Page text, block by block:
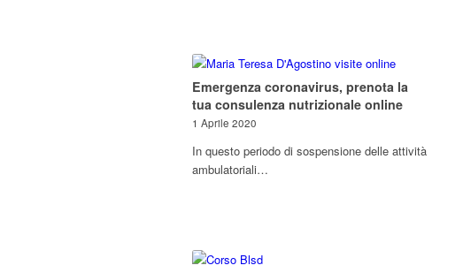
Emergenza coronavirus, prenota la
tua consulenza nutrizionale online
1 Aprile 2020
In questo periodo di sospensione delle attività
ambulatoriali…